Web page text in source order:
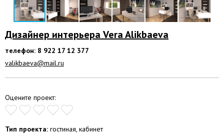
Дизайнер интерьера Vera Alikbaeva
телефон: 8 922 17 12 377
valikbaeva@mail.ru
Оцените проект:
Тип проекта: гостиная, кабинет